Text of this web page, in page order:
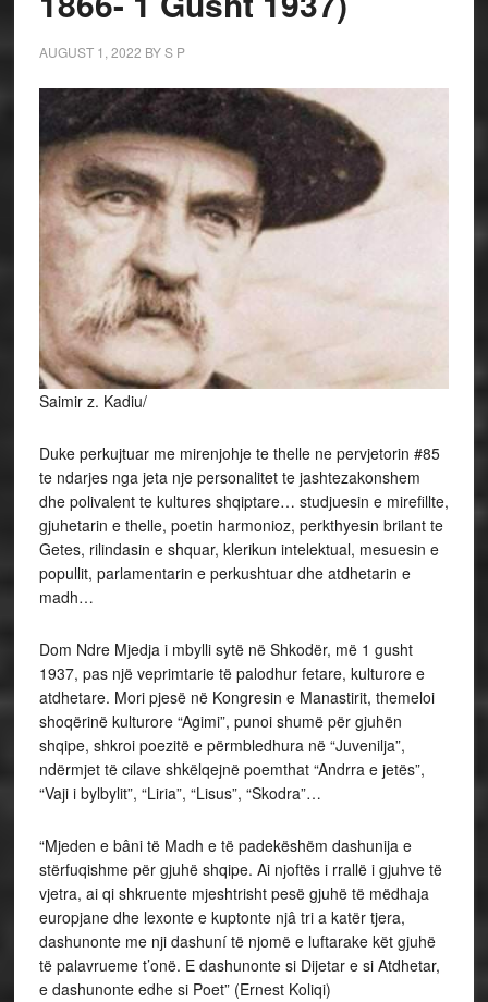
AUGUST 1, 2022 BYS P
Saimir z. Kadiu/
Duke perkujtuar me mirenjohje te thelle ne pervjetorin #85
te ndarjes nga jeta nje personalitet te jashtezakonshem
dhe polivalent te kultures shqiptare… studjuesin e mirefillte,
gjuhetarin e thelle, poetin harmonioz, perkthyesin brilant te
Getes, rilindasin e shquar, klerikun intelektual, mesuesin e
popullit, parlamentarin e perkushtuar dhe atdhetarin e
madh…
Dom Ndre Mjedja i mbylli sytë në Shkodër, më 1 gusht
1937, pas një veprimtarie të palodhur fetare, kulturore e
atdhetare. Mori pjesë në Kongresin e Manastirit, themeloi
shoqërinë kulturore “Agimi”, punoi shumë për gjuhën
shqipe, shkroi poezitë e përmbledhura në “Juvenilja”,
ndërmjet të cilave shkëlqejnë poemthat “Andrra e jetës”,
“Vaji i bylbylit”, “Liria”, “Lisus”, “Skodra”…
“Mjeden e bâni të Madh e të padekëshëm dashunija e
stërfuqishme për gjuhë shqipe. Ai njoftës i rrallë i gjuhve të
vjetra, ai qi shkruente mjeshtrisht pesë gjuhë të mëdhaja
europjane dhe lexonte e kuptonte njâ tri a katër tjera,
dashunonte me nji dashuní të njomë e luftarake kët gjuhë
të palavrueme t’onë. E dashunonte si Dijetar e si Atdhetar,
e dashunonte edhe si Poet” (Ernest Koliqi)